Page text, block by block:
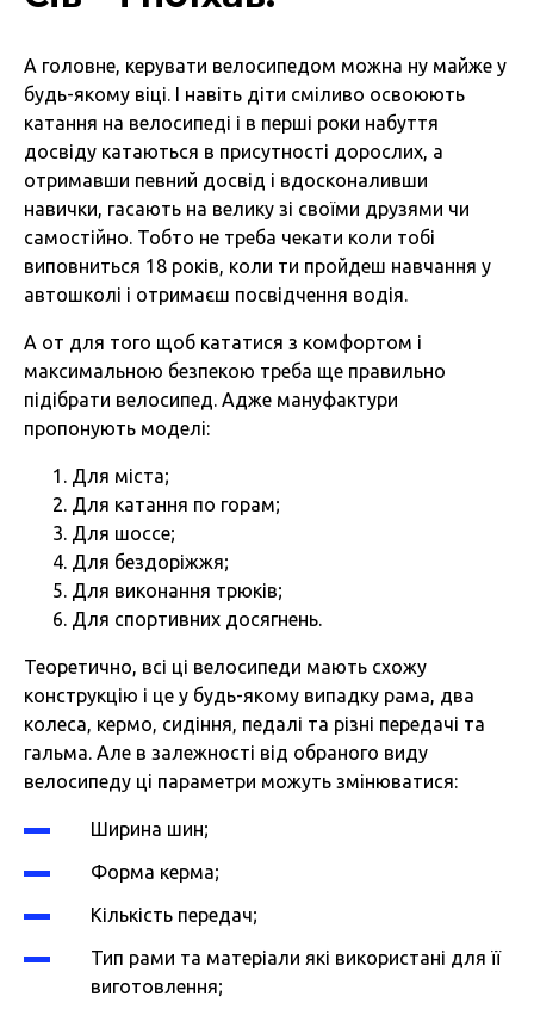
А головне, керувати велосипедом можна ну майже у
будь-якому віці. І навіть діти сміливо освоюють
катання на велосипеді і в перші роки набуття
досвіду катаються в присутності дорослих, а
отримавши певний досвід і вдосконаливши
навички, гасають на велику зі своїми друзями чи
самостійно. Тобто не треба чекати коли тобі
виповниться 18 років, коли ти пройдеш навчання у
автошколі і отримаєш посвідчення водія.
А от для того щоб кататися з комфортом і
максимальною безпекою треба ще правильно
підібрати велосипед. Адже мануфактури
пропонують моделі:
Для міста;
Для катання по горам;
Для шоссе;
Для бездоріжжя;
Для виконання трюків;
Для спортивних досягнень.
Теоретично, всі ці велосипеди мають схожу
конструкцію і це у будь-якому випадку рама, два
колеса, кермо, сидіння, педалі та різні передачі та
гальма. Але в залежності від обраного виду
велосипеду ці параметри можуть змінюватися:
Ширина шин;
Форма керма;
Кількість передач;
Тип рами та матеріали які використані для її
виготовлення;